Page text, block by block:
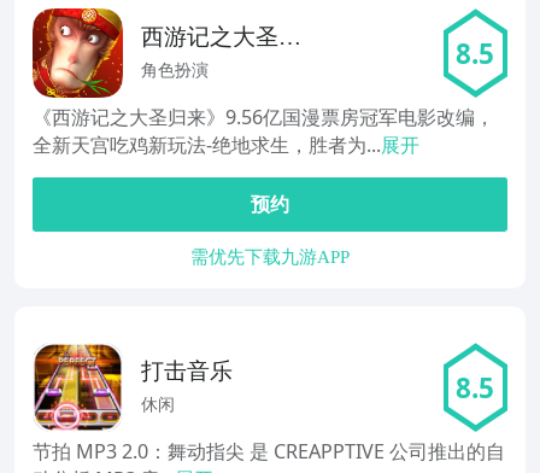
西游记之大圣归
来
角色扮演 8.5
《西游记之大圣归来》9.56亿国漫票房冠军电影改编，
全新天宫吃鸡新玩法-绝地求生，胜者为...展开
预约
需优先下载九游APP
打击音乐
休闲 8.5
节拍 MP3 2.0：舞动指尖 是 CREAPPTIVE 公司推出的自